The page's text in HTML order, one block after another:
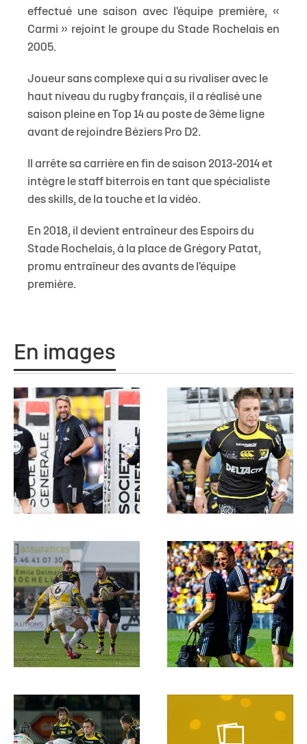
effectué une saison avec l'équipe première, «
Carmi » rejoint le groupe du Stade Rochelais en
2005.
Joueur sans complexe qui a su rivaliser avec le
haut niveau du rugby français, il a réalisé une
saison pleine en Top 14 au poste de 3ème ligne
avant de rejoindre Béziers Pro D2.
Il arrête sa carrière en fin de saison 2013-2014 et
intègre le staff biterrois en tant que spécialiste
des skills, de la touche et la vidéo.
En 2018, il devient entraîneur des Espoirs du
Stade Rochelais, à la place de Grégory Patat,
promu entraîneur des avants de l'équipe
première.
En images